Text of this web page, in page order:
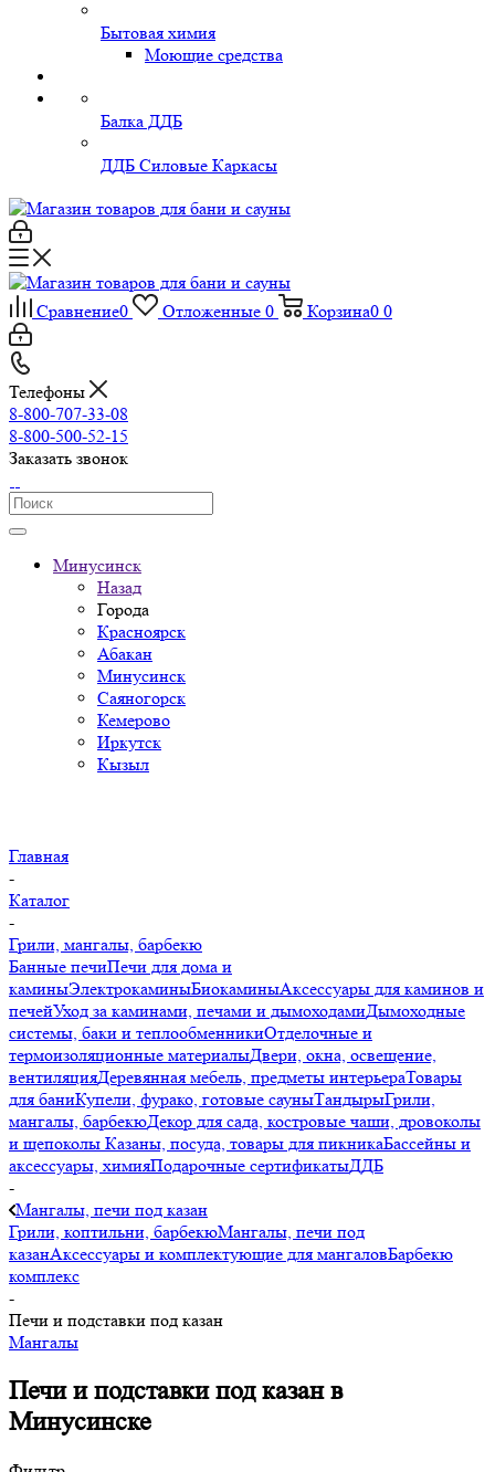
Бытовая химия
Моющие средства
Балка ДДБ
ДДБ Силовые Каркасы
Сравнение0 Отложенные 0 Корзина0 0
Телефоны
8-800-707-33-08
8-800-500-52-15
Заказать звонок
Минусинск
Назад
Города
Красноярск
Абакан
Минусинск
Саяногорск
Кемерово
Иркутск
Кызыл
Главная
-
Каталог
-
Грили, мангалы, барбекю
Банные печиПечи для дома и
каминыЭлектрокаминыБиокаминыАксессуары для каминов и
печейУход за каминами, печами и дымоходамиДымоходные
системы, баки и теплообменникиОтделочные и
термоизоляционные материалыДвери, окна, освещение,
вентиляцияДеревянная мебель, предметы интерьераТовары
для баниКупели, фурако, готовые сауныТандырыГрили,
мангалы, барбекюДекор для сада, костровые чаши, дровоколы
и щепоколы Казаны, посуда, товары для пикникаБассейны и
аксессуары, химияПодарочные сертификатыДДБ
-
Мангалы, печи под казан
Грили, коптильни, барбекюМангалы, печи под
казанАксессуары и комплектующие для мангаловБарбекю
комплекс
-
Печи и подставки под казан
Мангалы
Печи и подставки под казан в
Минусинске